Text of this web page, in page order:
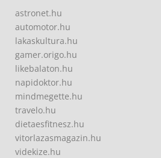
astronet.hu
automotor.hu
lakaskultura.hu
gamer.origo.hu
likebalaton.hu
napidoktor.hu
mindmegette.hu
travelo.hu
dietaesfitnesz.hu
vitorlazasmagazin.hu
videkize.hu